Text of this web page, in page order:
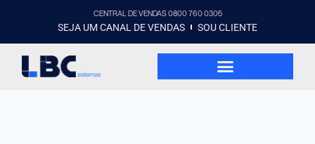
CENTRAL DE VENDAS 0800 760 0305
SEJA UM CANAL DE VENDAS SOU CLIENTE